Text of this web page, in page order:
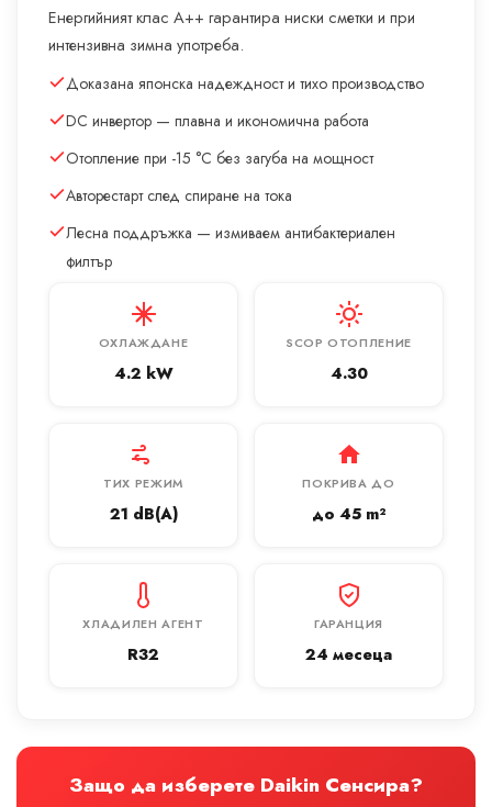
Енергийният клас A++ гарантира ниски сметки и при
интензивна зимна употреба.
Доказана японска надеждност и тихо производство
DC инвертор — плавна и икономична работа
Отопление при -15 °C без загуба на мощност
Авторестарт след спиране на тока
Лесна поддръжка — измиваем антибактериален
филтър
ОХЛАЖДАНЕ
4.2 kW
SCOP ОТОПЛЕНИЕ
4.30
ТИХ РЕЖИМ
21 dB(A)
ПОКРИВА ДО
до 45 m²
ХЛАДИЛЕН АГЕНТ
R32
ГАРАНЦИЯ
24 месеца
Защо да изберете Daikin Сенсира?